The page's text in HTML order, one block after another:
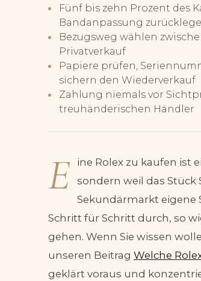
Fünf bis zehn Prozent des
Bandanpassung
Bezugsweg wählen
Privatverkauf
Papiere prüfen,
sichern den Wiederverkauf
Zahlung niemals vor
treuhänderischen Händler
E
ine Rolex zu kaufen ist
sondern weil das
Sekundärmarkt eigene
Schritt für Schritt durch, so
gehen. Wenn Sie wissen
unseren Beitrag Welche
geklärt voraus und